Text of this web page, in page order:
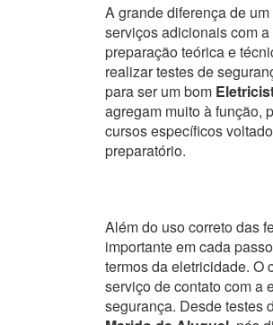
A grande diferença de
serviços adicionais com
preparação teórica e
realizar testes de
para ser um bom
agregam muito à função,
cursos específicos
preparatório.
Além do uso correto das
importante em cada
termos da eletricidade. O
serviço de contato com a
segurança. Desde testes